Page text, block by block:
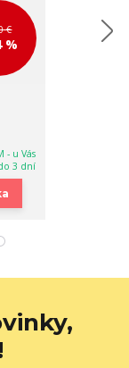
€
%
- u Vás
3 dní